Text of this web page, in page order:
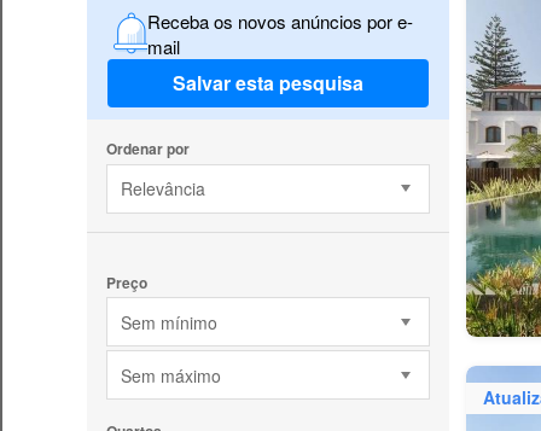
Receba os novos anúncios por e-
mail
Salvar esta pesquisa
Ordenar por
Relevância
Preço
Sem mínimo
Sem máximo